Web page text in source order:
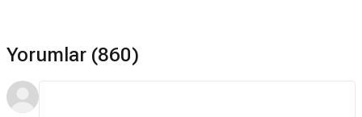
Yorumlar (860)